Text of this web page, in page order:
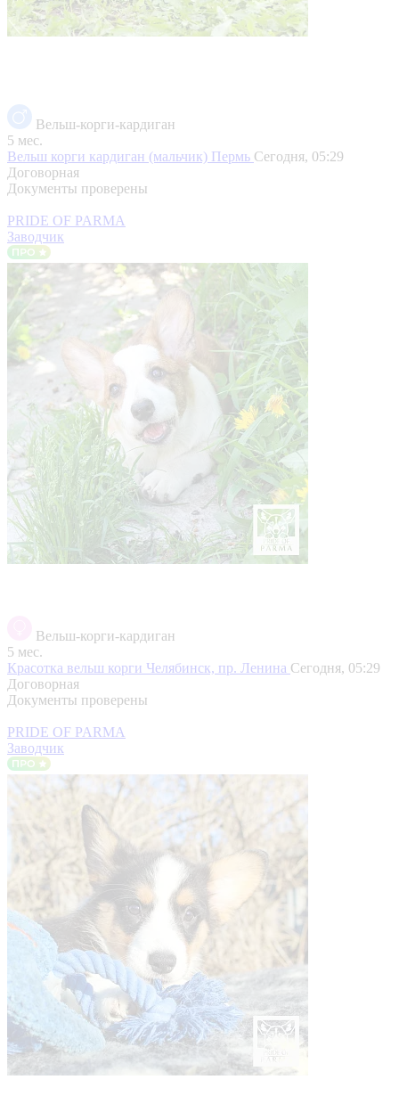
Вельш-корги-кардиган
5 мес.
Вельш корги кардиган (мальчик) Пермь Сегодня, 05:29
Договорная
Документы проверены
PRIDE OF PARMA
Заводчик
Вельш-корги-кардиган
5 мес.
Красотка вельш корги Челябинск, пр. Ленина Сегодня, 05:29
Договорная
Документы проверены
PRIDE OF PARMA
Заводчик